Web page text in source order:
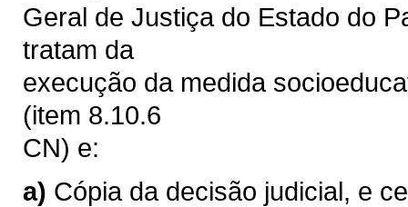
Geral de Justiça do Estado do
tratam da
execução da medida
(item 8.10.6
CN) e:
a) Cópia da decisão judicial, e